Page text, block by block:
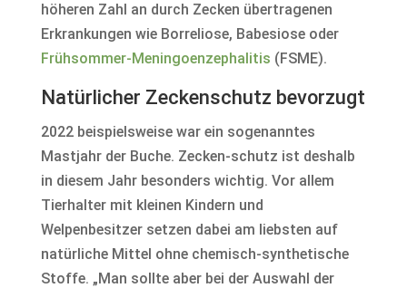
höheren Zahl an durch Zecken übertragenen
Erkrankungen wie Borreliose, Babesiose oder
Frühsommer-Meningoenzephalitis (FSME).
Natürlicher Zeckenschutz bevorzugt
2022 beispielsweise war ein sogenanntes
Mastjahr der Buche. Zecken-schutz ist deshalb
in diesem Jahr besonders wichtig. Vor allem
Tierhalter mit kleinen Kindern und
Welpenbesitzer setzen dabei am liebsten auf
natürliche Mittel ohne chemisch-synthetische
Stoffe. „Man sollte aber bei der Auswahl der